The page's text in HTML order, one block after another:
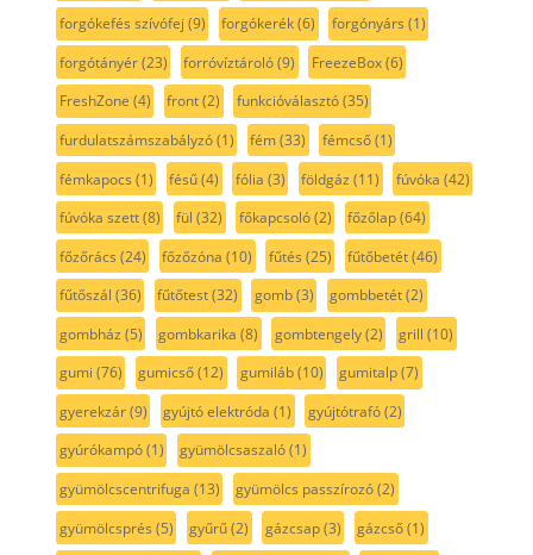
forgókefés szívófej (9) forgókerék(6) forgónyárs (1)
forgótányér(23) forróvíztároló(9) FreezeBox(6)
FreshZone (4) front(2) funkcióválasztó(35)
furdulatszámszabályzó(1) fém(33) fémcső(1)
fémkapocs (1) fésű(4) fólia (3) földgáz (11) fúvóka (42)
fúvóka szett(8) fül (32) főkapcsoló(2) főzőlap(64)
főzőrács (24) főzőzóna (10) fűtés (25) fűtőbetét(46)
fűtőszál (36) fűtőtest(32) gomb(3) gombbetét(2)
gombház (5) gombkarika (8) gombtengely(2) grill (10)
gumi (76) gumicső(12) gumiláb(10) gumitalp(7)
gyerekzár(9) gyújtó elektróda (1) gyújtótrafó(2)
gyúrókampó(1) gyümölcsaszaló(1)
gyümölcscentrifuga (13) gyümölcs passzírozó(2)
gyümölcsprés (5) gyűrű(2) gázcsap(3) gázcső(1)